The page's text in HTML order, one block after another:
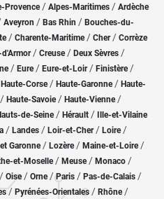
Provence / Alpes-Maritimes / Ardèche
Aveyron / Bas Rhin / Bouches-du-
/ Charente-Maritime/ Cher / Corrèze
/ Creuse/ Deux Sèvres /
/ Eure/ Eure-et-Loir / Finistère/
Haute-Corse/ Haute-Garonne/ Haute-
Haute-Savoie/ Haute-Vienne/
de-Seine/ Hérault / Ille-et-Vilaine
/ Landes / Loir-et-Cher/ Loire/
Garonne/ Lozère / Maine-et-Loire/
et-Moselle/ Meuse/ Monaco /
Oise / Orne/Paris / Pas-de-Calais /
/ Pyrénées-Orientales / Rhône/